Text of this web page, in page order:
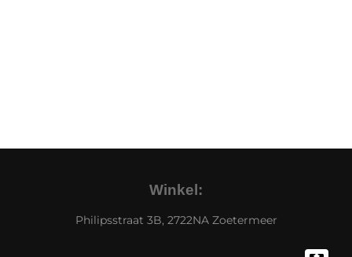
Winkel:
Philipsstraat 3B, 2722NA Zoetermeer